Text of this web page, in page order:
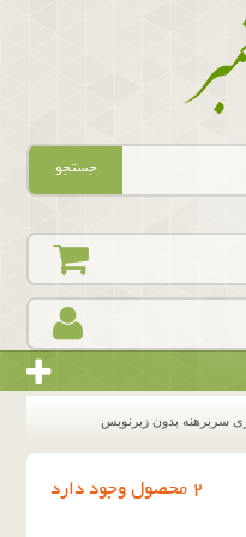
جستجو
سربرهنه بدون زيرنويس
2 محصول وجود دارد